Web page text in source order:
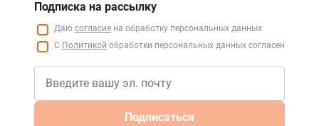
Подписка на рассылку
Даю согласие на обработку персональных данных
С Политикой обработки персональных данных согласен
Подписаться